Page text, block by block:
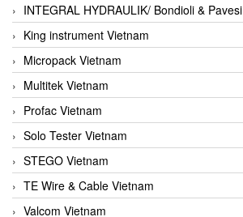
INTEGRAL HYDRAULIK/ Bondioli & Pavesi
King instrument Vietnam
Micropack Vietnam
Multitek Vietnam
Profac Vietnam
Solo Tester Vietnam
STEGO Vietnam
TE Wire & Cable Vietnam
Valcom Vietnam